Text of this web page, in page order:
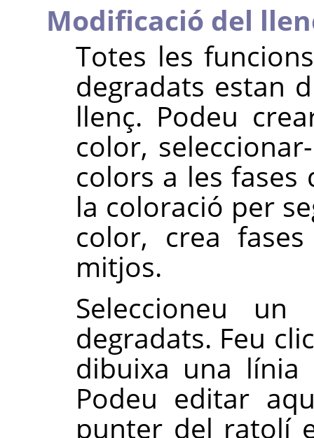
Modificació del
Totes les
degradats estan
llenç. Podeu
color,
colors a les
la coloració per
color, crea
mitjos.
Seleccioneu
degradats. Feu
dibuixa una
Podeu editar
punter del ratolí